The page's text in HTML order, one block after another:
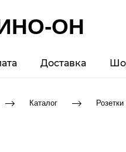
ОН
Доставка
Каталог